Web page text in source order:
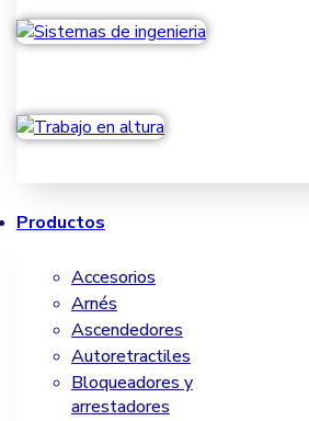
Productos
Accesorios
Arnés
Ascendedores
Autoretractiles
Bloqueadores y
arrestadores